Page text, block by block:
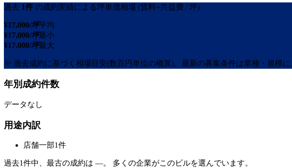
過去 1件 の成約実績による坪単価相場 (賃料+共益費 / 坪)
¥17,000/坪平均
¥17,000/坪最小
¥17,000/坪最大
※ 過去成約に基づく相場目安(数百円単位の概算)。最新の募集条件は業種・規模に
年別成約件数
データなし
用途内訳
店舗一部1件
過去1件中、最古の成約は —。 多くの企業がこのビルを選んでいます。